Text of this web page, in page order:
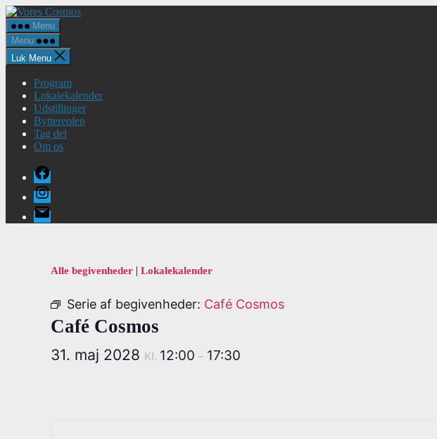
Spring
til
indholdet
Vores
Menu
Menu
Luk Menu
Program
Lokalekalender
Udstillinger
Byttereolen
Tag del
Om os
Facebook
Instagram
E-
mail
Alle begivenheder | Lokalekalender
Serie af begivenheder: Café Cosmos
Café Cosmos
31. maj 2028 Kl. 12:00 – 17:30